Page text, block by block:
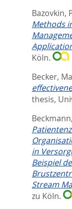
Bazovkin,
Methods
Köln.
Becker,
thesis,
in
Beispiel
Stream
zu Köln.